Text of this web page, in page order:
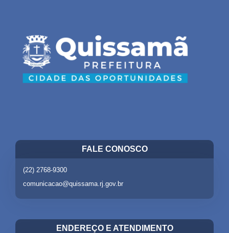
FALE CONOSCO
(22) 2768-9300
comunicacao@quissama.rj.gov.br
ENDEREÇO E ATENDIMENTO